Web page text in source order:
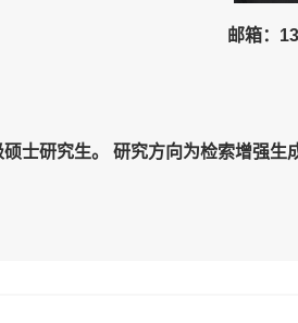
邮箱：
硕士研究生。 研究方向为检索增强生